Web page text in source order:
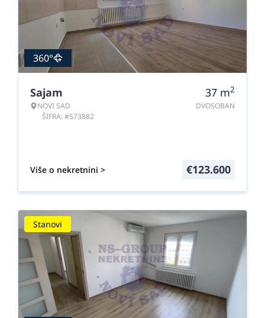
360°
Sajam
NOVI SAD
ŠIFRA: #573882
37 m2
DVOSOBAN
Više o nekretnini > €123.600
Stanovi